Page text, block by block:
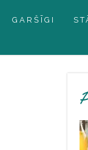
GARŠĪGI